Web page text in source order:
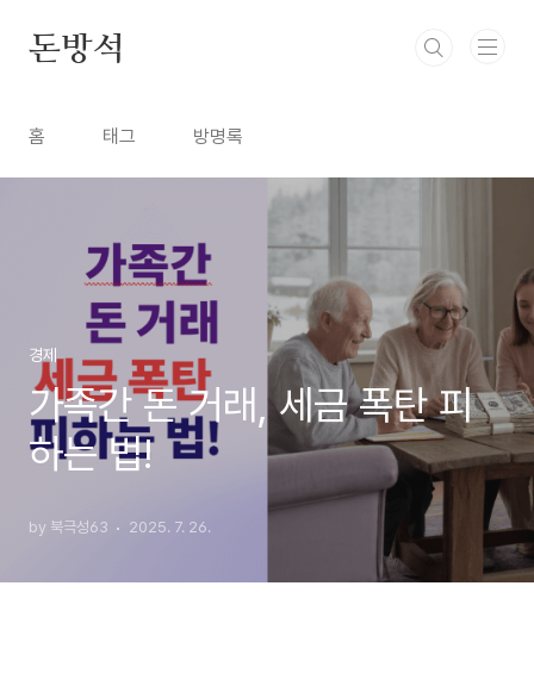
돈방석
홈 태그 방명록
경제
가족간 돈 거래, 세금 폭탄 피
하는 법!
by 북극성63 2025. 7. 26.